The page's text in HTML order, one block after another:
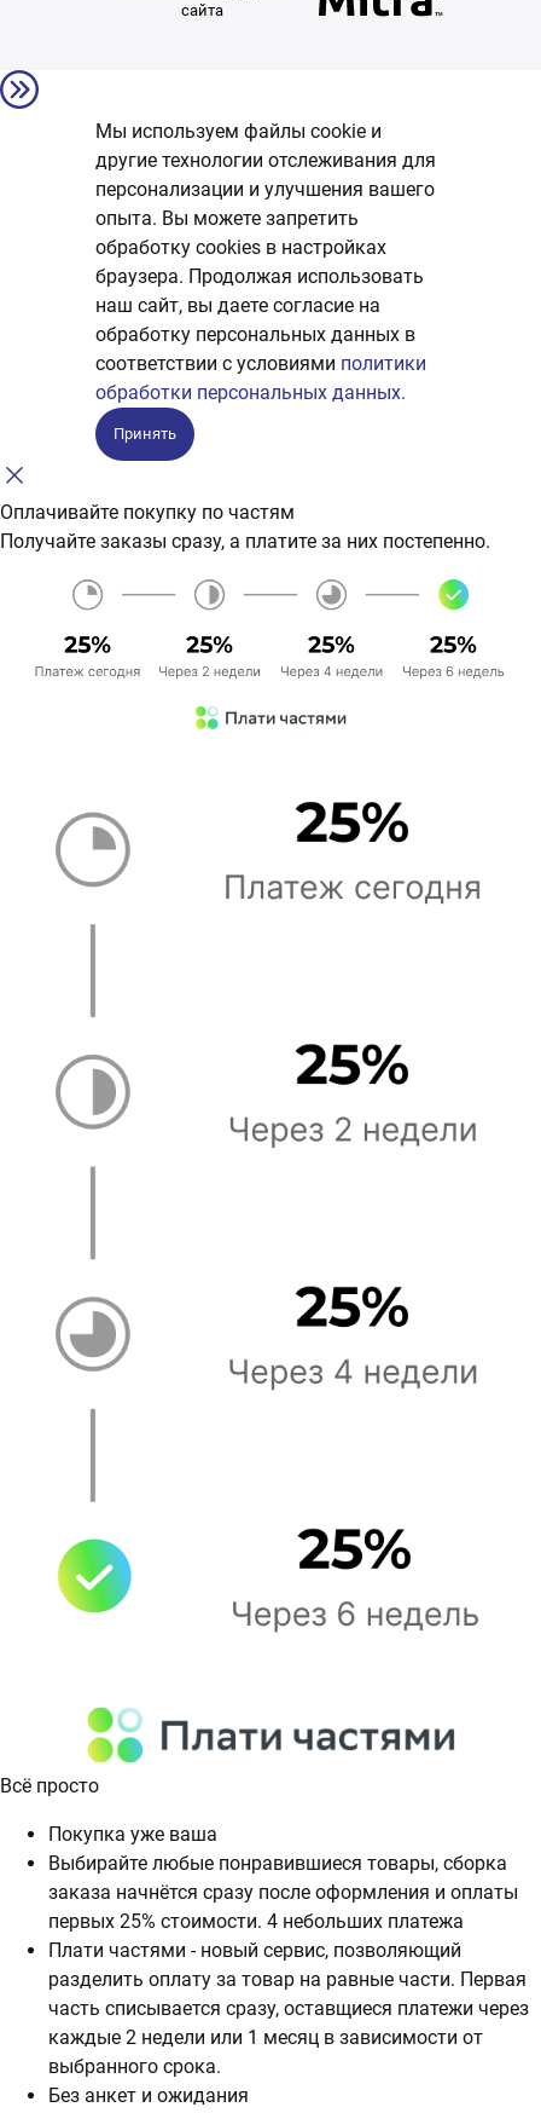
сайта
Мы используем файлы cookie и
другие технологии отслеживания для
персонализации и улучшения вашего
опыта. Вы можете запретить
обработку сookies в настройках
браузера. Продолжая использовать
наш сайт, вы даете согласие на
обработку персональных данных в
соответствии с условиями политики
обработки персональных данных.
Принять
Оплачивайте покупку по частям
Получайте заказы сразу, а платите за них постепенно.
Всё просто
Покупка уже ваша
Выбирайте любые понравившиеся товары, сборка
заказа начнётся сразу после оформления и оплаты
первых 25% стоимости. 4 небольших платежа
Плати частями - новый сервис, позволяющий
разделить оплату за товар на равные части. Первая
часть списывается сразу, оставщиеся платежи через
каждые 2 недели или 1 месяц в зависимости от
выбранного срока.
Без анкет и ожидания